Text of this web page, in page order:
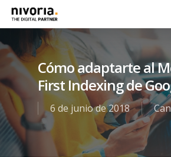
Cómo adaptarte al
First Indexing de
6 de junio de 2018